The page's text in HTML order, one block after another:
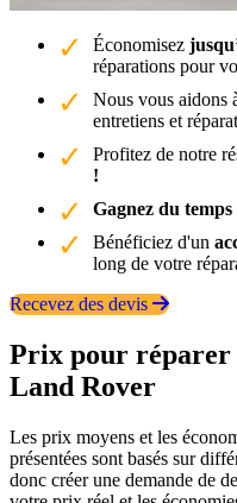
Économisez
réparations pour
Nous vous aidons
entretiens et
Profitez de notre
!
Gagnez du temps
Bénéficiez d'un
long de votre
Recevez des devis
Prix pour réparer
Land Rover
Les prix moyens et les
présentées sont basés sur
donc créer une demande de